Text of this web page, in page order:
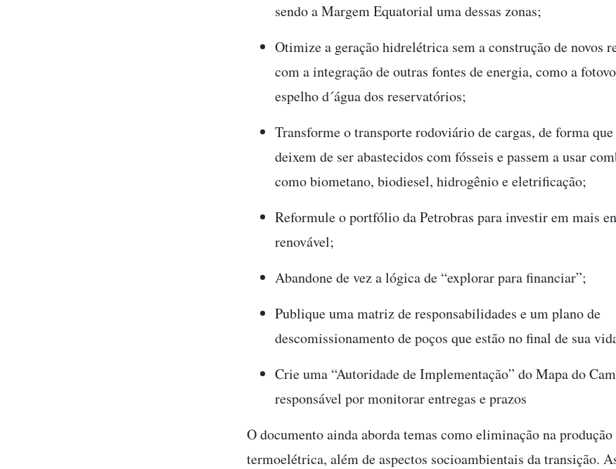
sendo a Margem Equatorial uma dessas zonas;
Otimize a geração hidrelétrica sem a construção de novos
com a integração de outras fontes de energia, como a
espelho d´água dos reservatórios;
Transforme o transporte rodoviário de cargas, de forma
deixem de ser abastecidos com fósseis e passem a usar
como biometano, biodiesel, hidrogênio e eletrificação;
Reformule o portfólio da Petrobras para investir em mais
renovável;
Abandone de vez a lógica de “explorar para financiar”;
Publique uma matriz de responsabilidades e um plano de
descomissionamento de poços que estão no final de sua
Crie uma “Autoridade de Implementação” do Mapa do
responsável por monitorar entregas e prazos
O documento ainda aborda temas como eliminação na
termoelétrica, além de aspectos socioambientais da transição.